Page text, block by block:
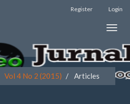
Register Login
Toggle
Vol 4 No 2 (2015) Articles